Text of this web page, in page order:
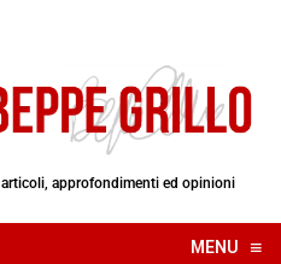
approfondimenti ed opinioni
MENU ≡
☰